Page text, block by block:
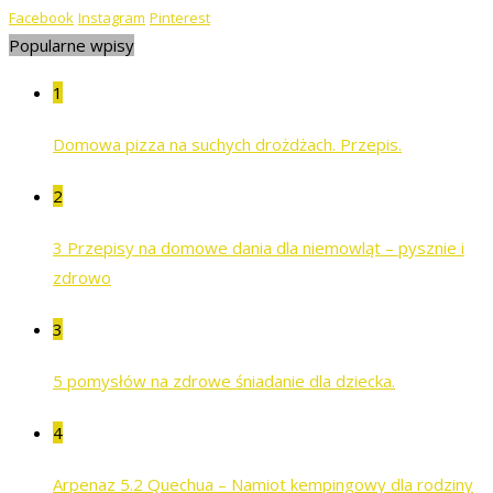
Facebook Instagram Pinterest
Popularne wpisy
1
Domowa pizza na suchych drożdżach. Przepis.
2
3 Przepisy na domowe dania dla niemowląt – pysznie i
zdrowo
3
5 pomysłów na zdrowe śniadanie dla dziecka.
4
Arpenaz 5.2 Quechua – Namiot kempingowy dla rodziny